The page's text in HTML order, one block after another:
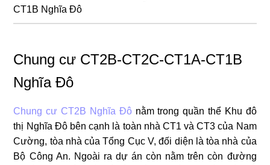
CT1B Nghĩa Đô
Chung cư CT2B-CT2C-CT1A-CT1B
Nghĩa Đô
Chung cư CT2B Nghĩa Đônằm trong quần thể Khu đô
thị Nghĩa Đô bên cạnh là toàn nhà CT1 và CT3 của Nam
Cường, tòa nhà của Tổng Cục V, đối diện là tòa nhà của
Bộ Công An. Ngoài ra dự án còn nằm trên còn đường